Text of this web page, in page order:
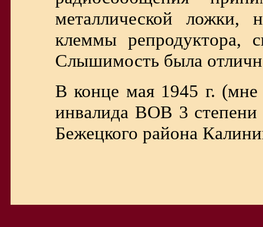
металлической ложки,
клеммы репродуктора,
Слышимость была
В конце мая 1945 г.
инвалида ВОВ 3
Бежецкого района